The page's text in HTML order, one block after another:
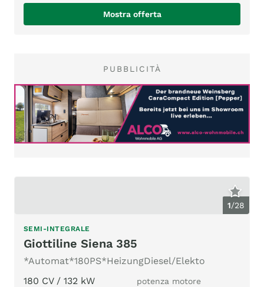
Mostra offerta
PUBBLICITÀ
1/28
SEMI-INTEGRALE
Giottiline Siena 385
*Automat*180PS*HeizungDiesel/Elekto
180 CV / 132 kW
potenza motore